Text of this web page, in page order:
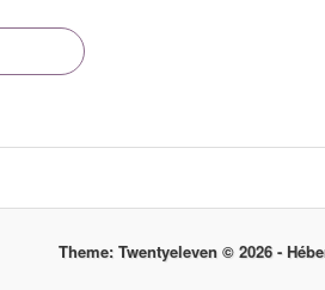
Theme: Twentyeleven © 2026 -